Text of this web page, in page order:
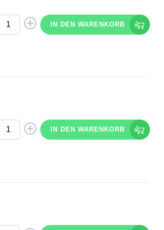
IN DEN WARENKORB
IN DEN WARENKORB